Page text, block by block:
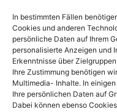
In bestimmten Fällen
Cookies und anderen
persönliche Daten auf Ihrem
personalisierte Anzeigen und
Erkenntnisse über
Ihre Zustimmung benötigen
Multimedia- Inhalte. In
Ihre persönlichen Daten auf
Dabei können ebenso